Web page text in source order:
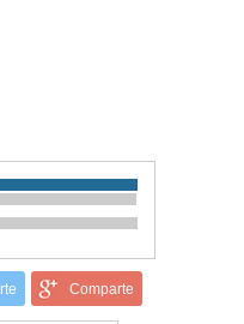
Comparte